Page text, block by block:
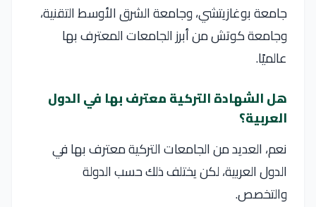
جامعة بوغازيتشي، وجامعة الشرق الأوسط التقنية،
وجامعة كوتش من أبرز الجامعات المعترف بها
عالميًا.
هل الشهادة التركية معترف بها في الدول
العربية؟
نعم، العديد من الجامعات التركية معترف بها في
الدول العربية، لكن يختلف ذلك حسب الدولة
والتخصص.